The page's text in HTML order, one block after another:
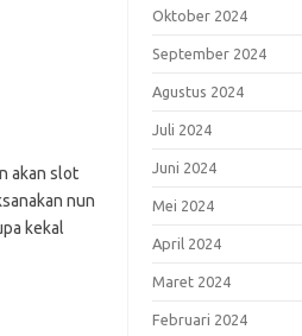
akan slot
nun
kekal
Oktober 2024
September 2024
Agustus 2024
Juli 2024
Juni 2024
Mei 2024
April 2024
Maret 2024
Februari 2024